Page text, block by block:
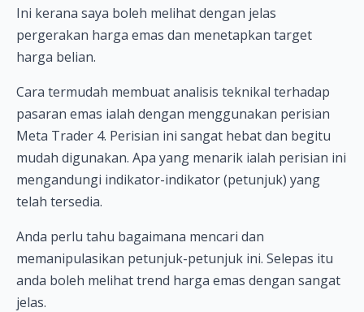
Ini kerana saya boleh melihat dengan jelas
pergerakan harga emas dan menetapkan target
harga belian.
Cara termudah membuat analisis teknikal terhadap
pasaran emas ialah dengan menggunakan perisian
Meta Trader 4. Perisian ini sangat hebat dan begitu
mudah digunakan. Apa yang menarik ialah perisian ini
mengandungi indikator-indikator (petunjuk) yang
telah tersedia.
Anda perlu tahu bagaimana mencari dan
memanipulasikan petunjuk-petunjuk ini. Selepas itu
anda boleh melihat trend harga emas dengan sangat
jelas.